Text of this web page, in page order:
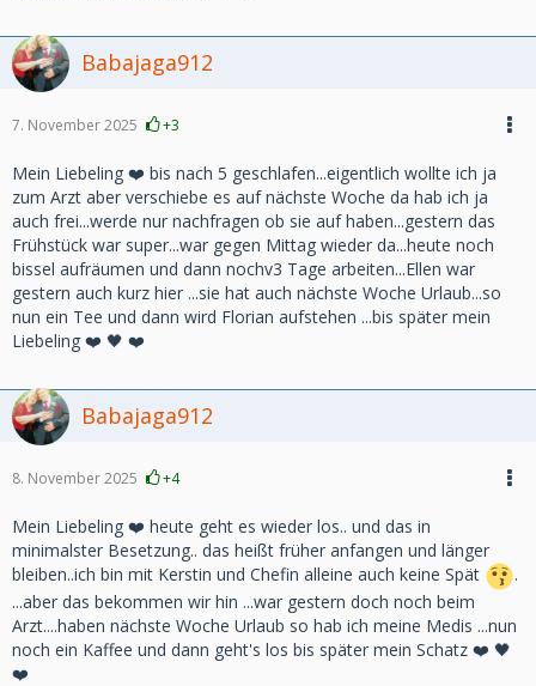
Babajaga912
7. November 2025 +3
Mein Liebeling ❤️ bis nach 5 geschlafen...eigentlich wollte ich ja
zum Arzt aber verschiebe es auf nächste Woche da hab ich ja
auch frei...werde nur nachfragen ob sie auf haben...gestern das
Frühstück war super...war gegen Mittag wieder da...heute noch
bissel aufräumen und dann nochv3 Tage arbeiten...Ellen war
gestern auch kurz hier ...sie hat auch nächste Woche Urlaub...so
nun ein Tee und dann wird Florian aufstehen ...bis später mein
Liebeling ❤️ 🖤 ❤️
Babajaga912
8. November 2025 +4
Mein Liebeling ❤️ heute geht es wieder los.. und das in
minimalster Besetzung.. das heißt früher anfangen und länger
bleiben..ich bin mit Kerstin und Chefin alleine auch keine Spät
.
...aber das bekommen wir hin ...war gestern doch noch beim
Arzt....haben nächste Woche Urlaub so hab ich meine Medis ...nun
noch ein Kaffee und dann geht's los bis später mein Schatz ❤️ 🖤
❤️